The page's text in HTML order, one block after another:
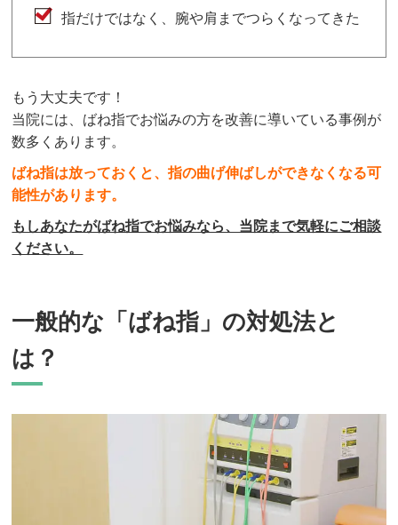
指だけではなく、腕や肩までつらくなってきた
もう大丈夫です！
当院には、ばね指でお悩みの方を改善に導いている事例が
数多くあります。
ばね指は放っておくと、指の曲げ伸ばしができなくなる可
能性があります。
もしあなたがばね指でお悩みなら、当院まで気軽にご相談
ください。
一般的な「ばね指」の対処法と
は？